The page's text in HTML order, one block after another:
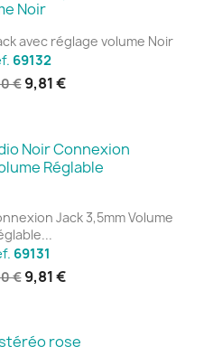
avec réglage volume Noir
69132
€ 9,81 €
Jack 3,5mm Volume
69131
€ 9,81 €